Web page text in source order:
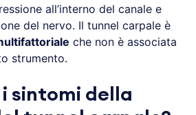
all’interno del canale e
del nervo. Il tunnel carpale è
che non è associata
strumento.
sintomi della